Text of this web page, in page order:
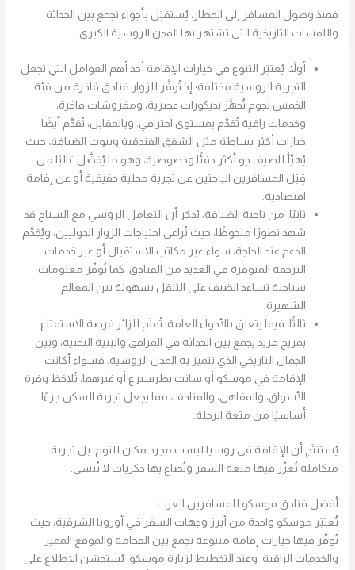
فمنذ وصول المسافر إلى المطار، يُستقبَل بأجواء تجمع بين الحداثة
واللمسات التاريخية التي تشتهر بها المدن الروسية الكبرى.
أولاً، يُعتبَر التنوع في خيارات الإقامة أحد أهم العوامل التي تجعل
التجربة الروسية مختلفة؛ إذ تُوفَّر للزوار فنادق فاخرة من فئة
الخمس نجوم تُجهَّز بديكورات عصرية، ومفروشات فاخرة،
وخدمات راقية تُقدَّم بمستوى احترافي. وبالمقابل، تُقدَّم أيضًا
خيارات أكثر بساطة مثل الشقق الفندقية وبيوت الضيافة، حيث
يُهيَّأ للضيف جو أكثر دفئًا وخصوصية، وهو ما يُفضَّل غالبًا من
قِبَل المسافرين الباحثين عن تجربة محلية حقيقية أو عن إقامة
اقتصادية.
ثانيًا، من ناحية الضيافة، يُذكر أن التعامل الروسي مع السياح قد
شهد تطورًا ملحوظًا، حيث تُراعى احتياجات الزوار الدوليين، ويُقدَّم
الدعم عند الحاجة، سواء عبر مكاتب الاستقبال أو عبر خدمات
الترجمة المتوفرة في العديد من الفنادق. كما تُوفَّر معلومات
سياحية تساعد الضيف على التنقل بسهولة بين المعالم
الشهيرة.
ثالثًا، فيما يتعلق بالأجواء العامة، تُمنَح للزائر فرصة الاستمتاع
بمزيج فريد يجمع بين الحداثة في المرافق والبنية التحتية، وبين
الجمال التاريخي الذي تتميز به المدن الروسية. فسواء أكانت
الإقامة في موسكو أو سانت بطرسبرغ أو غيرهما، تُلاحَظ وفرة
الأسواق، والمقاهي، والمتاحف، مما يجعل تجربة السكن جزءًا
أساسيًا من متعة الرحلة.
يُستنتَج أن الإقامة في روسيا ليست مجرد مكان للنوم، بل تجربة
متكاملة تُعزَّز فيها متعة السفر وتُصاغ بها ذكريات لا تُنسى.
أفضل فنادق موسكو للمسافرين العرب
تُعتبَر موسكو واحدة من أبرز وجهات السفر في أوروبا الشرقية، حيث
تُوفَّر فيها خيارات إقامة متنوعة تجمع بين الفخامة والموقع المميز
والخدمات الراقية. وعند التخطيط لزيارة موسكو، يُستحسَن الاطلاع على